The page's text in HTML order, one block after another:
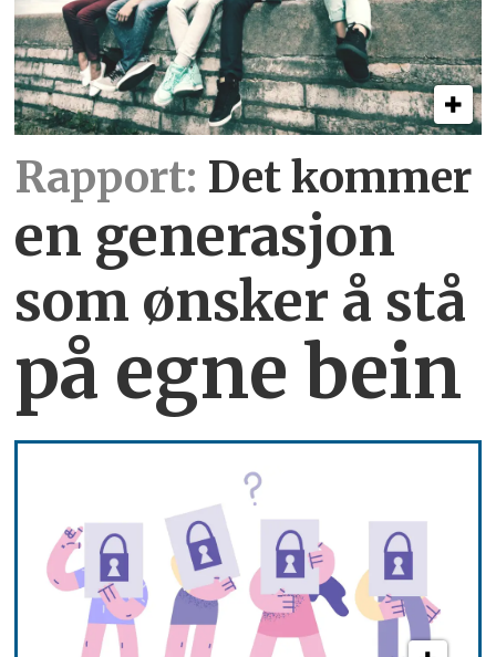
Rapport: Det kommer
en generasjon
som ønsker å stå
på egne bein